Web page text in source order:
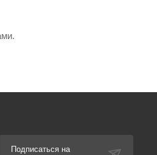
Подписаться на